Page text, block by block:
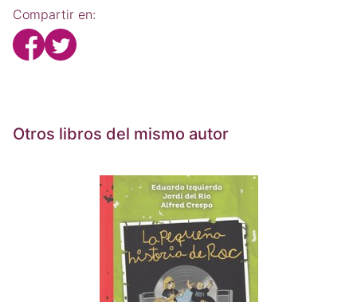
Compartir en:
Otros libros del mismo autor